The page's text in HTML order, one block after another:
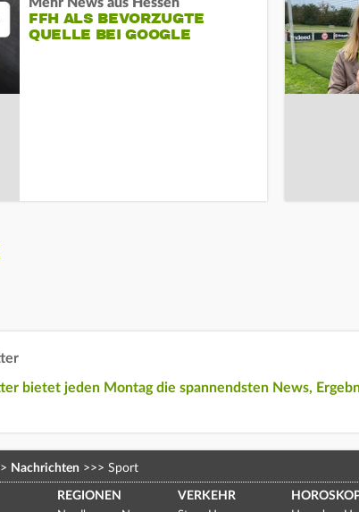
FFH ALS BEVORZUGTE
QUELLE BEI GOOGLE
bietet jeden Montag die spannendsten News,
Nachrichten >>> Sport
REGIONEN VERKEHR